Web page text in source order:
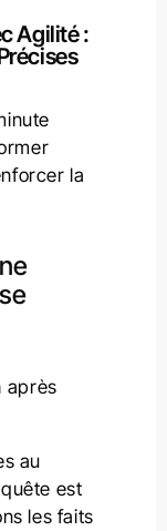
Agilité :
la
après
au
est
les faits